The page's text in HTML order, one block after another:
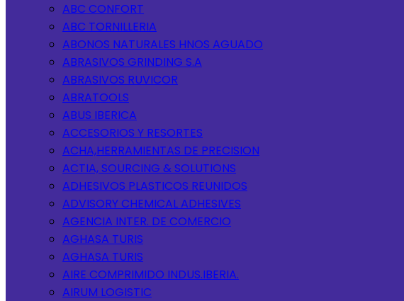
ABC CONFORT
ABC TORNILLERIA
ABONOS NATURALES HNOS AGUADO
ABRASIVOS GRINDING S.A
ABRASIVOS RUVICOR
ABRATOOLS
ABUS IBERICA
ACCESORIOS Y RESORTES
ACHA,HERRAMIENTAS DE PRECISION
ACTIA, SOURCING & SOLUTIONS
ADHESIVOS PLASTICOS REUNIDOS
ADVISORY CHEMICAL ADHESIVES
AGENCIA INTER. DE COMERCIO
AGHASA TURIS
AGHASA TURIS
AIRE COMPRIMIDO INDUS.IBERIA.
AIRUM LOGISTIC